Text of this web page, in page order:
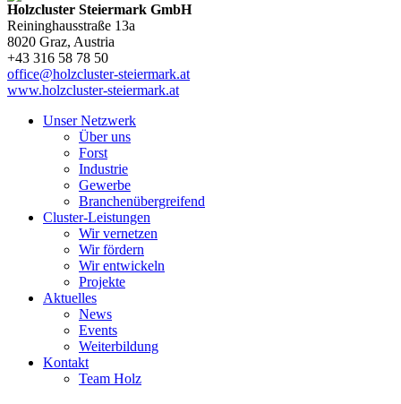
Holzcluster Steiermark GmbH
Reininghausstraße 13a
8020 Graz, Austria
+43 316 58 78 50
office@holzcluster-steiermark.at
www.holzcluster-steiermark.at
Unser Netzwerk
Über uns
Forst
Industrie
Gewerbe
Branchenübergreifend
Cluster-Leistungen
Wir vernetzen
Wir fördern
Wir entwickeln
Projekte
Aktuelles
News
Events
Weiterbildung
Kontakt
Team Holz